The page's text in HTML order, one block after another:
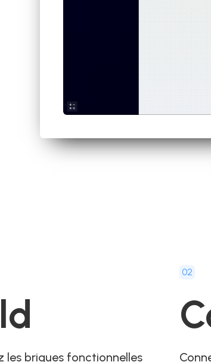
les briques fonctionnelles
02